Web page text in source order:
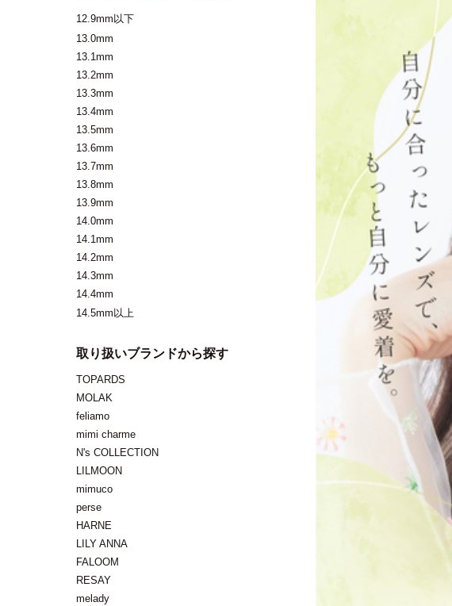
12.9mm以下
13.0mm
13.1mm
13.2mm
13.3mm
13.4mm
13.5mm
13.6mm
13.7mm
13.8mm
13.9mm
14.0mm
14.1mm
14.2mm
14.3mm
14.4mm
14.5mm以上
取り扱いブランドから探す
TOPARDS
MOLAK
feliamo
mimi charme
N's COLLECTION
LILMOON
mimuco
perse
HARNE
LILY ANNA
FALOOM
RESAY
melady